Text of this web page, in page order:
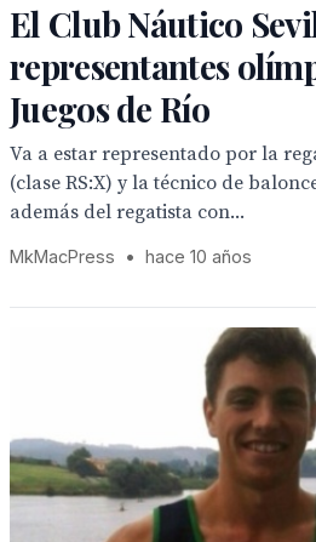
El Club Náutico
representantes
Juegos de Río
Va a estar representado por la
(clase RS:X) y la técnico de
además del regatista con...
MkMacPress • hace 10 años